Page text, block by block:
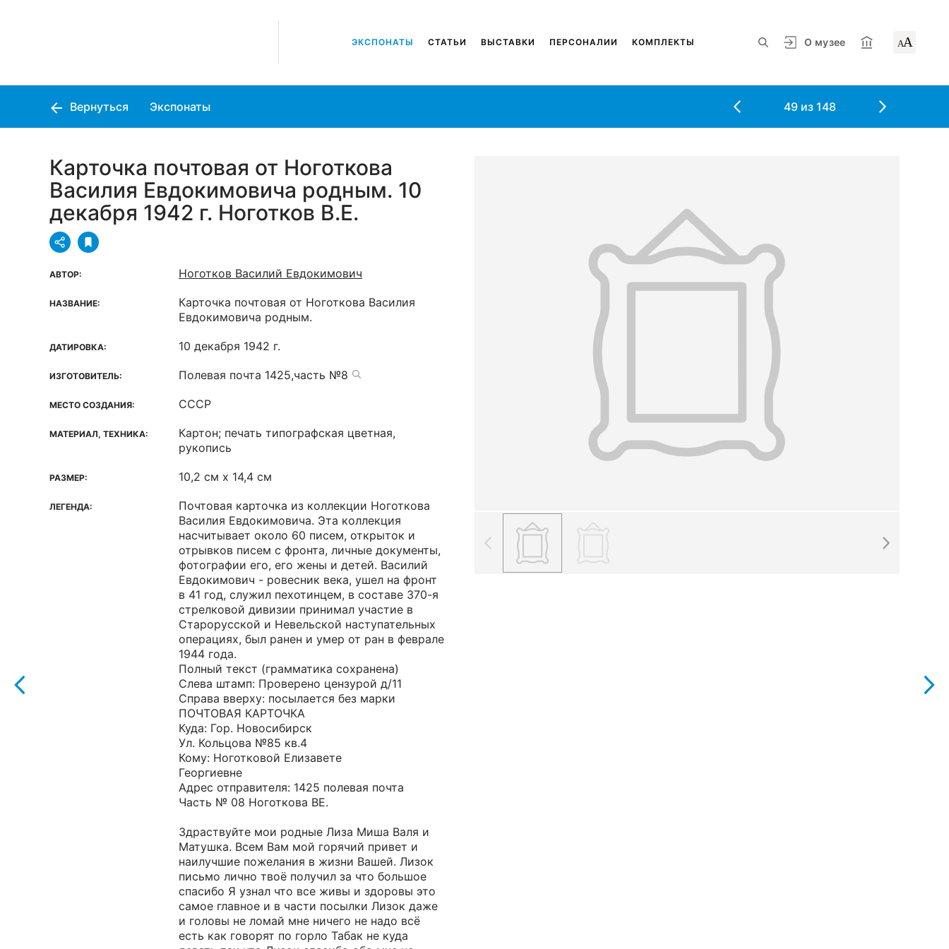
О музее АА
ЭКСПОНАТЫ СТАТЬИ ВЫСТАВКИ ПЕРСОНАЛИИ КОМПЛЕКТЫ
Вернуться Экспонаты 49 из 148
Карточка почтовая от Ноготкова
Василия Евдокимовича родным. 10
декабря 1942 г. Ноготков В.Е.
АВТОР: Ноготков Василий Евдокимович
НАЗВАНИЕ:
Карточка почтовая от Ноготкова Василия
Евдокимовича родным.
ДАТИРОВКА: 10 декабря 1942 г.
ИЗГОТОВИТЕЛЬ: Полевая почта 1425,часть №8
МЕСТО СОЗДАНИЯ: СССР
МАТЕРИАЛ, ТЕХНИКА:
Картон; печать типографская цветная,
рукопись
РАЗМЕР: 10,2 см x 14,4 см
ЛЕГЕНДА:
Почтовая карточка из коллекции Ноготкова
Василия Евдокимовича. Эта коллекция
насчитывает около 60 писем, открыток и
отрывков писем с фронта, личные документы,
фотографии его, его жены и детей. Василий
Евдокимович - ровесник века, ушел на фронт
в 41 год, служил пехотинцем, в составе 370-я
стрелковой дивизии принимал участие в
Старорусской и Невельской наступательных
операциях, был ранен и умер от ран в феврале
1944 года.
Полный текст (грамматика сохранена)
Слева штамп: Проверено цензурой д/11
Справа вверху: посылается без марки
ПОЧТОВАЯ КАРТОЧКА
Куда: Гор. Новосибирск
Ул. Кольцова №85 кв.4
Кому: Ноготковой Елизавете
Георгиевне
Адрес отправителя: 1425 полевая почта
Часть № 08 Ноготкова ВЕ.
Здраствуйте мои родные Лиза Миша Валя и
Матушка. Всем Вам мой горячий привет и
наилучшие пожелания в жизни Вашей. Лизок
письмо лично твоё получил за что большое
спасибо Я узнал что все живы и здоровы это
самое главное и в части посылки Лизок даже
и головы не ломай мне ничего не надо всё
есть как говорят по горло Табак не куда